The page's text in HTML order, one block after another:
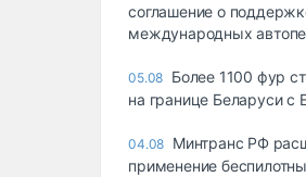
соглашение о
международных
05.08 Более 1100 фур
на границе Беларуси с
04.08 Минтранс РФ
применение